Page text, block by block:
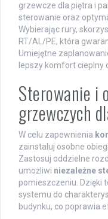
grzewcze dla piętra i
sterowanie oraz
Wybierając rury,
RT/AL/PE, która
Umiejętne
lepszy komfort cieplny
Sterowanie i
grzewczych
W celu zapewnienia
zainstaluj osobne
Zastosuj oddzielne
umożliwi niezależne
pomieszczeniu. Dzięki
systemu do
budynku, co poprawia